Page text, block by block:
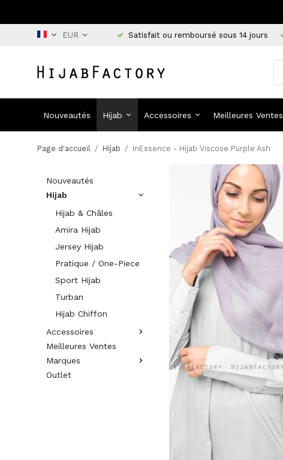
Satisfait ou remboursé sous 14 jours
Nouveautés Hijab Accessoires Meilleures Ventes
Page d'accueil / Hijab / InEssence - Hijab Viscose Purple Ash
Nouveautés
Hijab
Hijab & Châles
Amira Hijab
Jersey Hijab
Pratique / One-Piece
Sport Hijab
Turban
Hijab Chiffon
Accessoires
Meilleures Ventes
Marques
Outlet